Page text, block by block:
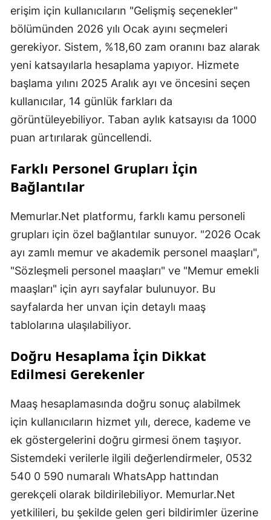
erişim için kullanıcıların "Gelişmiş seçenekler"
bölümünden 2026 yılı Ocak ayını seçmeleri
gerekiyor. Sistem, %18,60 zam oranını baz alarak
yeni katsayılarla hesaplama yapıyor. Hizmete
başlama yılını 2025 Aralık ayı ve öncesini seçen
kullanıcılar, 14 günlük farkları da
görüntüleyebiliyor. Taban aylık katsayısı da 1000
puan artırılarak güncellendi.
Farklı Personel Grupları İçin
Bağlantılar
Memurlar.Net platformu, farklı kamu personeli
grupları için özel bağlantılar sunuyor. "2026 Ocak
ayı zamlı memur ve akademik personel maaşları",
"Sözleşmeli personel maaşları" ve "Memur emekli
maaşları" için ayrı sayfalar bulunuyor. Bu
sayfalarda her unvan için detaylı maaş
tablolarına ulaşılabiliyor.
Doğru Hesaplama İçin Dikkat
Edilmesi Gerekenler
Maaş hesaplamasında doğru sonuç alabilmek
için kullanıcıların hizmet yılı, derece, kademe ve
ek göstergelerini doğru girmesi önem taşıyor.
Sistemdeki verilerle ilgili değerlendirmeler, 0532
540 0 590 numaralı WhatsApp hattından
gerekçeli olarak bildirilebiliyor. Memurlar.Net
yetkilileri, bu şekilde gelen geri bildirimler üzerine